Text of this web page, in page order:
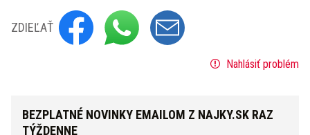
ZDIEĽAŤ
Nahlásiť problém
BEZPLATNÉ NOVINKY EMAILOM Z NAJKY.SK RAZ
TÝŽDENNE